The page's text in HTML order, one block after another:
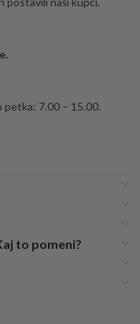
petka: 7.00 – 15.00.
to pomeni?